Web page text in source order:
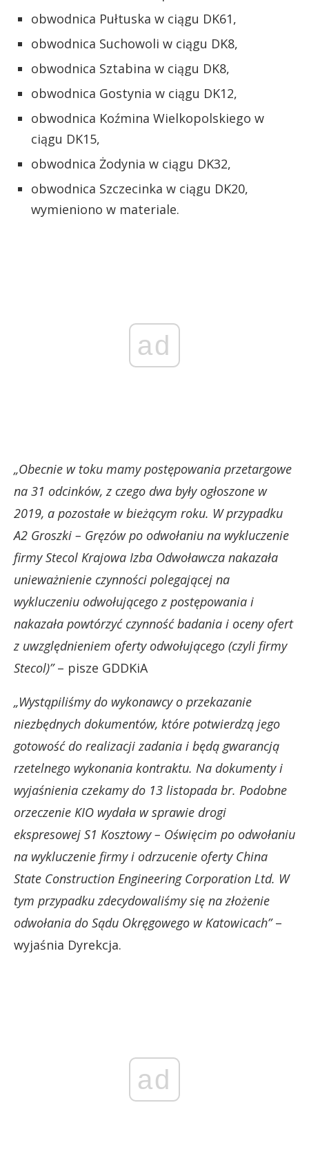
obwodnica Pułtuska w ciągu DK61,
obwodnica Suchowoli w ciągu DK8,
obwodnica Sztabina w ciągu DK8,
obwodnica Gostynia w ciągu DK12,
obwodnica Koźmina Wielkopolskiego w
ciągu DK15,
obwodnica Żodynia w ciągu DK32,
obwodnica Szczecinka w ciągu DK20,
wymieniono w materiale.
ad
„Obecnie w toku mamy postępowania przetargowe
na 31 odcinków, z czego dwa były ogłoszone w
2019, a pozostałe w bieżącym roku. W przypadku
A2 Groszki – Gręzów po odwołaniu na wykluczenie
firmy Stecol Krajowa Izba Odwoławcza nakazała
unieważnienie czynności polegającej na
wykluczeniu odwołującego z postępowania i
nakazała powtórzyć czynność badania i oceny ofert
z uwzględnieniem oferty odwołującego (czyli firmy
Stecol)”– pisze GDDKiA
„Wystąpiliśmy do wykonawcy o przekazanie
niezbędnych dokumentów, które potwierdzą jego
gotowość do realizacji zadania i będą gwarancją
rzetelnego wykonania kontraktu. Na dokumenty i
wyjaśnienia czekamy do 13 listopada br. Podobne
orzeczenie KIO wydała w sprawie drogi
ekspresowej S1 Kosztowy – Oświęcim po odwołaniu
na wykluczenie firmy i odrzucenie oferty China
State Construction Engineering Corporation Ltd. W
tym przypadku zdecydowaliśmy się na złożenie
odwołania do Sądu Okręgowego w Katowicach”–
wyjaśnia Dyrekcja.
ad